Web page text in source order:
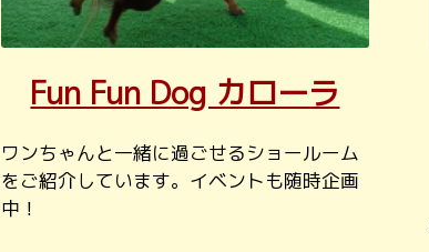
Fun Fun Dog カローラ
ワンちゃんと一緒に過ごせるショールーム
をご紹介しています。イベントも随時企画
中！